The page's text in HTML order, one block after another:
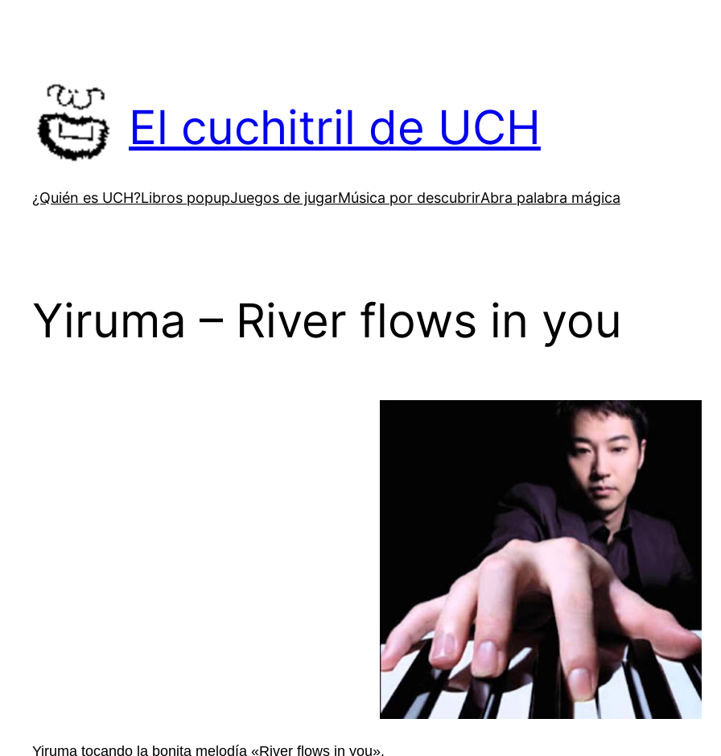
El cuchitril de UCH
¿Quién es UCH?Libros popupJuegos de jugarMúsica por descubrirAbra palabra mágica
Yiruma – River flows in you
Yiruma tocando la bonita melodía «River flows in you».